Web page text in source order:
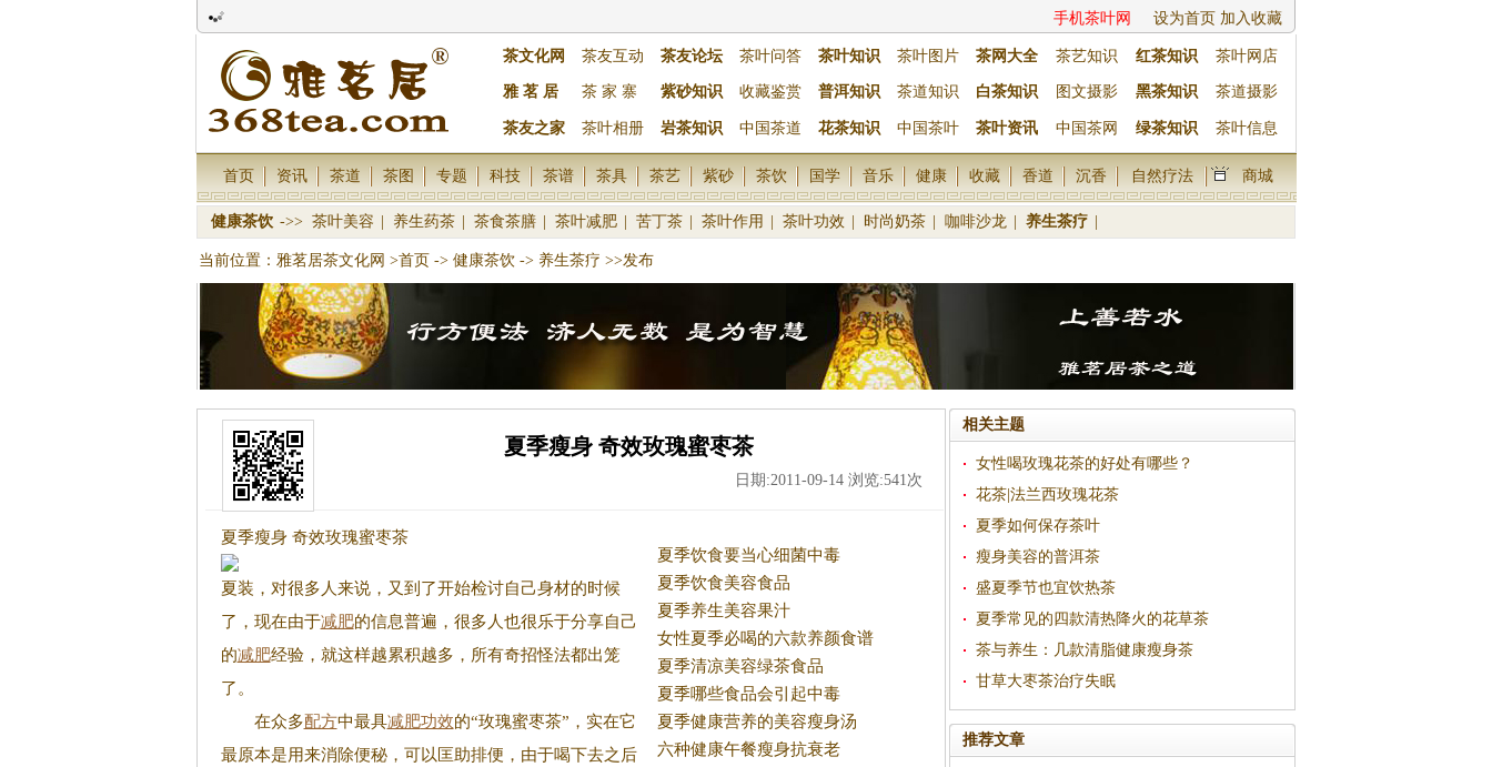
手机茶叶网 设为首页 加入收藏
茶文化网 茶友互动 茶友论坛 茶叶问答 茶叶知识 茶叶图片 茶网大全 茶艺知识 红茶知识 茶叶网店
雅 茗 居 茶 家 寨 紫砂知识 收藏鉴赏 普洱知识 茶道知识 白茶知识 图文摄影 黑茶知识 茶道摄影
茶友之家 茶叶相册 岩茶知识 中国茶道 花茶知识 中国茶叶 茶叶资讯 中国茶网 绿茶知识 茶叶信息
首页 资讯 茶道 茶图 专题 科技 茶谱 茶具 茶艺 紫砂 茶饮 国学 音乐 健康 收藏 香道 沉香 自然疗法 商城
健康茶饮 ->> 茶叶美容 养生药茶 茶食茶膳 茶叶减肥 苦丁茶 茶叶作用 茶叶功效 时尚奶茶 咖啡沙龙 养生茶疗
当前位置： 雅茗居茶文化网 >首页 -> 健康茶饮-> 养生茶疗 >>发布
夏季瘦身 奇效玫瑰蜜枣茶
日期:2011-09-14 浏览:541次
夏季饮食要当心细菌中毒
夏季饮食美容食品
夏季养生美容果汁
女性夏季必喝的六款养颜食谱
夏季清凉美容绿茶食品
夏季哪些食品会引起中毒
夏季健康营养的美容瘦身汤
六种健康午餐瘦身抗衰老
夏季瘦身 奇效玫瑰蜜枣茶
夏装，对很多人来说，又到了开始检讨自己身材的时候
了，现在由于减肥的信息普遍，很多人也很乐于分享自己
的减肥经验，就这样越累积越多，所有奇招怪法都出笼
了。
在众多配方中最具减肥功效的“玫瑰蜜枣茶”，实在它
最原本是用来消除便秘，可以匡助排便，由于喝下去之后
相关主题
女性喝玫瑰花茶的好处有哪些？
花茶|法兰西玫瑰花茶
夏季如何保存茶叶
瘦身美容的普洱茶
盛夏季节也宜饮热茶
夏季常见的四款清热降火的花草茶
茶与养生：几款清脂健康瘦身茶
甘草大枣茶治疗失眠
推荐文章